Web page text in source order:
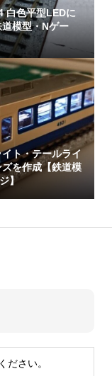
白色平型LEDに
模型・Nゲー
ト・テールライ
ズを作成【鉄道模
】
ださい。